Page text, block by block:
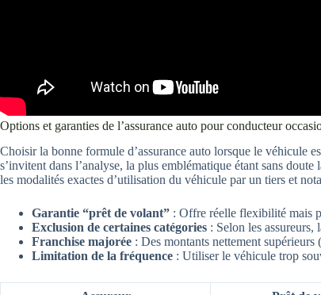
Options et garanties de l’assurance auto pour conducteur
Choisir la bonne formule d’assurance auto lorsque le véhicule
s’invitent dans l’analyse, la plus emblématique étant sans
les modalités exactes d’utilisation du véhicule par un tiers et
Garantie “prêt de volant” : Offre réelle flexibilité mais
Exclusion de certaines catégories : Selon les assureurs,
Franchise majorée : Des montants nettement
Limitation de la fréquence : Utiliser le véhicule trop